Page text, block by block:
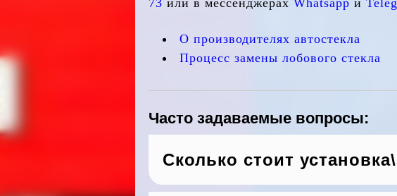
73 или в мессенджерахWhatsapp и
О производителях автостекла
Процесс замены лобового стекла
Часто задаваемые вопросы:
Сколько стоит